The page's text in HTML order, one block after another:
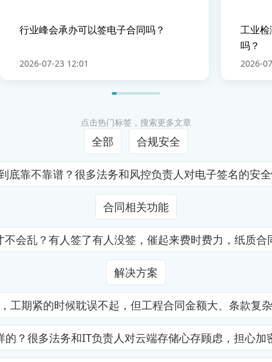
行业峰会承办可以签电子合同吗？
2026-07-23 12:01
工业
吗？
2026-
点击热门标签，搜索更多文章
全部 合规安全
靠不靠谱？很多法务和风控负责人对电子签名的
合同相关功能
会乱？有人签了有人没签，催起来费时费力，纸质
解决方案
期紧的时候耽误不起，但工程合同金额大、条款
很多法务和IT负责人对云端存储心存顾虑，担